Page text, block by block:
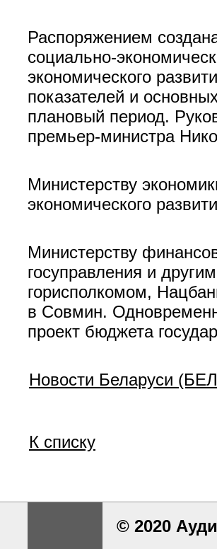
Распоряжением
социально-
экономического
показателей и
плановый период.
премьер-министра
Министерству
экономического
Министерству
госуправления и
горисполкомом,
в Совмин.
проект бюджета
Новости Беларуси
К списку
© 2020